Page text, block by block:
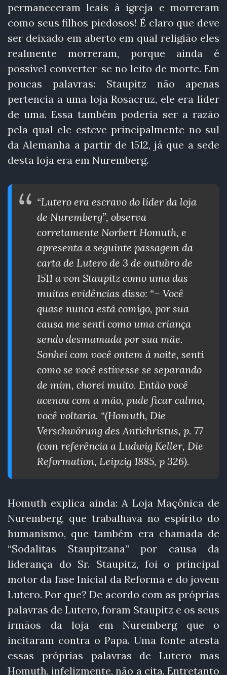
permaneceram leais à igreja e morreram
como seus filhos piedosos! É claro que deve
ser deixado em aberto em qual religião eles
realmente morreram, porque ainda é
possível converter-se no leito de morte. Em
poucas palavras: Staupitz não apenas
pertencia a uma loja Rosacruz, ele era líder
de uma. Essa também poderia ser a razão
pela qual ele esteve principalmente no sul
da Alemanha a partir de 1512, já que a sede
desta loja era em Nuremberg.
“Lutero era escravo do líder da loja
de Nuremberg”, observa
corretamente Norbert Homuth, e
apresenta a seguinte passagem da
carta de Lutero de 3 de outubro de
1511 a von Staupitz como uma das
muitas evidências disso: “– Você
quase nunca está comigo, por sua
causa me senti como uma criança
sendo desmamada por sua mãe.
Sonhei com você ontem à noite, senti
como se você estivesse se separando
de mim, chorei muito. Então você
acenou com a mão, pude ficar calmo,
você voltaria. “(Homuth, Die
Verschwörung des Antichristus, p. 77
(com referência a Ludwig Keller, Die
Reformation, Leipzig 1885, p 326).
Homuth explica ainda: A Loja Maçônica de
Nuremberg, que trabalhava no espírito do
humanismo, que também era chamada de
“Sodalitas Staupitzana” por causa da
liderança do Sr. Staupitz, foi o principal
motor da fase Inicial da Reforma e do jovem
Lutero. Por que? De acordo com as próprias
palavras de Lutero, foram Staupitz e os seus
irmãos da loja em Nuremberg que o
incitaram contra o Papa. Uma fonte atesta
essas próprias palavras de Lutero mas
Homuth, infelizmente, não a cita. Entretanto